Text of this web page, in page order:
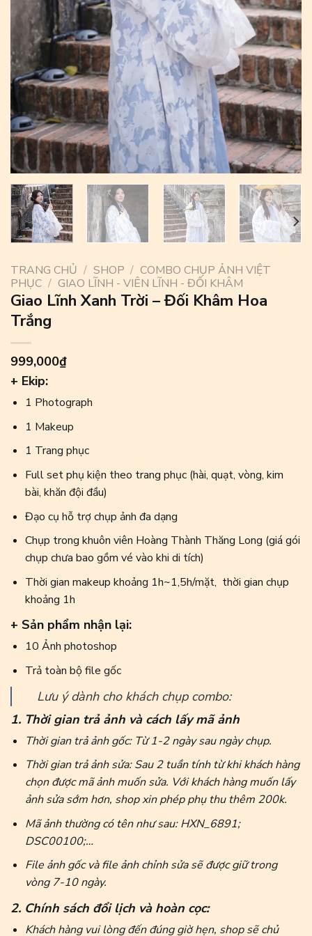
TRANG CHỦ / SHOP / COMBO CHỤP ẢNH VIỆT
PHỤC / GIAO LĨNH - VIÊN LĨNH - ĐỐI KHÂM
Giao Lĩnh Xanh Trời – Đối Khâm Hoa
Trắng
999,000₫
+ Ekip:
1 Photograph
1 Makeup
1 Trang phục
Full set phụ kiện theo trang phục (hài, quạt, vòng, kim
bài, khăn đội đầu)
Đạo cụ hỗ trợ chụp ảnh đa dạng
Chụp trong khuôn viên Hoàng Thành Thăng Long (giá gói
chụp chưa bao gồm vé vào khi di tích)
Thời gian makeup khoảng 1h~1,5h/mặt, thời gian chụp
khoảng 1h
+ Sản phẩm nhận lại:
10 Ảnh photoshop
Trả toàn bộ file gốc
Lưu ý dành cho khách chụp combo:
1. Thời gian trả ảnh và cách lấy mã ảnh
Thời gian trả ảnh gốc: Từ 1-2 ngày sau ngày chụp.
Thời gian trả ảnh sửa: Sau 2 tuần tính từ khi khách hàng
chọn được mã ảnh muốn sửa. Với khách hàng muốn lấy
ảnh sửa sớm hơn, shop xin phép phụ thu thêm 200k.
Mã ảnh thường có tên như sau: HXN_6891;
DSC00100;…
File ảnh gốc và file ảnh chỉnh sửa sẽ được giữ trong
vòng 7-10 ngày.
2. Chính sách đổi lịch và hoàn cọc:
Khách hàng vui lòng đến đúng giờ hẹn, shop sẽ chủ